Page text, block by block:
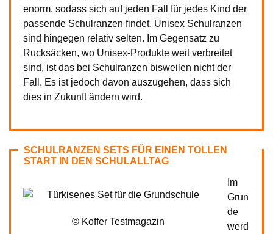
enorm, sodass sich auf jeden Fall für jedes Kind der
passende Schulranzen findet. Unisex Schulranzen
sind hingegen relativ selten. Im Gegensatz zu
Rucksäcken, wo Unisex-Produkte weit verbreitet
sind, ist das bei Schulranzen bisweilen nicht der
Fall. Es ist jedoch davon auszugehen, dass sich
dies in Zukunft ändern wird.
SCHULRANZEN SETS FÜR EINEN TOLLEN
START IN DEN SCHULALLTAG
© Koffer Testmagazin
Im
Grun
de
werd